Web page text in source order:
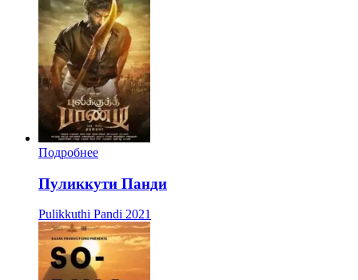
Подробнее
Пуликкути Панди
Pulikkuthi Pandi 2021